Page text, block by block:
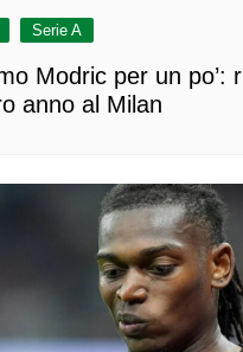
Serie A
Modric per un po’:
anno al Milan